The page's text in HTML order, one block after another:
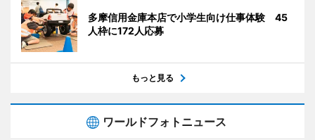
多摩信用金庫本店で小学生向け仕事体験 45
人枠に172人応募
もっと見る
ワールドフォトニュース